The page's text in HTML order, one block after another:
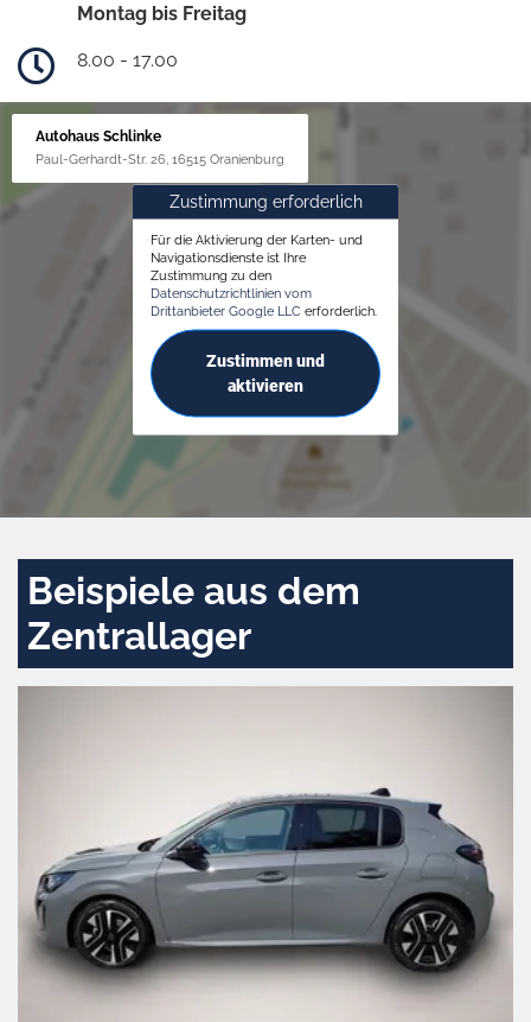
Montag bis Freitag
8.00 - 17.00
Autohaus Schlinke
Paul-Gerhardt-Str. 26, 16515 Oranienburg
Zustimmung erforderlich
Für die Aktivierung der Karten- und
Navigationsdienste ist Ihre
Zustimmung zu den
Datenschutzrichtlinien vom
Drittanbieter Google LLC erforderlich.
Zustimmen und
aktivieren
Beispiele aus dem
Zentrallager